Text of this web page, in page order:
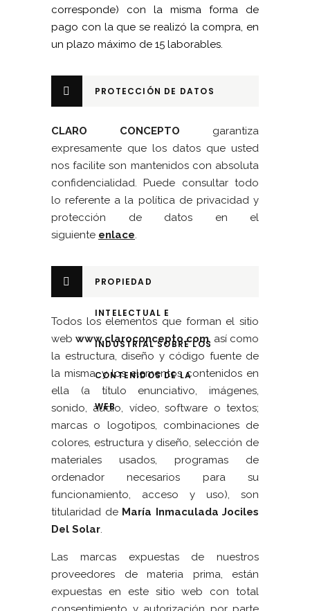
corresponde) con la misma forma de
pago con la que se realizó la compra, en
un plazo máximo de 15 laborables.
PROTECCIÓN DE DATOS
CLARO CONCEPTO garantiza
expresamente que los datos que usted
nos facilite son mantenidos con absoluta
confidencialidad. Puede consultar todo
lo referente a la política de privacidad y
protección de datos en el
siguiente enlace.
PROPIEDAD
INTELECTUAL E
INDUSTRIAL SOBRE LOS
CONTENIDOS DE LA
WEB
Todos los elementos que forman el sitio
web www.claroconcepto.com, así como
la estructura, diseño y código fuente de
la misma, y los elementos contenidos en
ella (a título enunciativo, imágenes,
sonido, audio, vídeo, software o textos;
marcas o logotipos, combinaciones de
colores, estructura y diseño, selección de
materiales usados, programas de
ordenador necesarios para su
funcionamiento, acceso y uso), son
titularidad de María Inmaculada Jociles
Del Solar.
Las marcas expuestas de nuestros
proveedores de materia prima, están
expuestas en este sitio web con total